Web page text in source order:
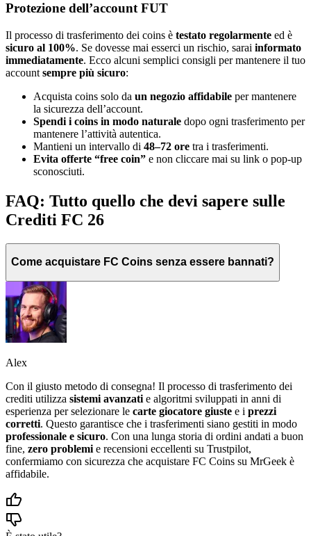
Protezione dell’account FUT
Il processo di trasferimento dei coins è testato regolarmente ed è
sicuro al 100%. Se dovesse mai esserci un rischio, sarai informato
immediatamente. Ecco alcuni semplici consigli per mantenere il tuo
account sempre più sicuro:
Acquista coins solo da un negozio affidabile per mantenere
la sicurezza dell’account.
Spendi i coins in modo naturale dopo ogni trasferimento per
mantenere l’attività autentica.
Mantieni un intervallo di 48–72 ore tra i trasferimenti.
Evita offerte “free coin” e non cliccare mai su link o pop-up
sconosciuti.
FAQ: Tutto quello che devi sapere sulle
Crediti FC 26
Come acquistare FC Coins senza essere bannati?
Alex
Con il giusto metodo di consegna! Il processo di trasferimento dei
crediti utilizza sistemi avanzati e algoritmi sviluppati in anni di
esperienza per selezionare le carte giocatore giuste e i prezzi
corretti. Questo garantisce che i trasferimenti siano gestiti in modo
professionale e sicuro. Con una lunga storia di ordini andati a buon
fine, zero problemi e recensioni eccellenti su Trustpilot,
confermiamo con sicurezza che acquistare FC Coins su MrGeek è
affidabile.